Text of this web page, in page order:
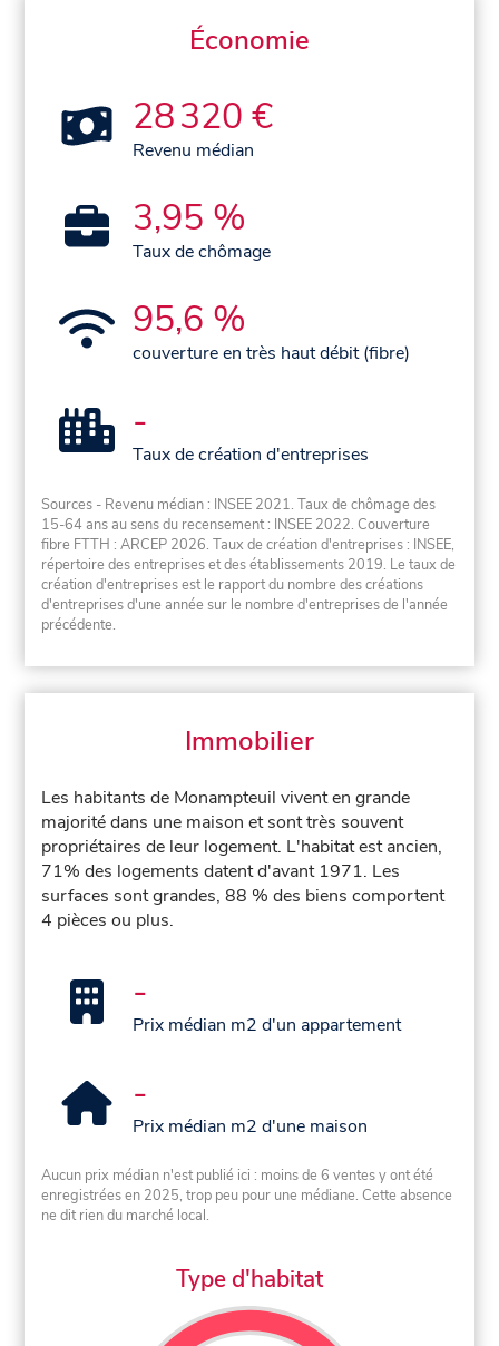
Économie
28 320 €
Revenu médian
3,95 %
Taux de chômage
95,6 %
couverture en très haut débit (fibre)
-
Taux de création d'entreprises
Sources - Revenu médian : INSEE 2021. Taux de chômage des
15-64 ans au sens du recensement : INSEE 2022. Couverture
fibre FTTH : ARCEP 2026. Taux de création d'entreprises : INSEE,
répertoire des entreprises et des établissements 2019. Le taux de
création d'entreprises est le rapport du nombre des créations
d'entreprises d'une année sur le nombre d'entreprises de l'année
précédente.
Immobilier
Les habitants de Monampteuil vivent en grande
majorité dans une maison et sont très souvent
propriétaires de leur logement. L'habitat est ancien,
71% des logements datent d'avant 1971. Les
surfaces sont grandes, 88 % des biens comportent
4 pièces ou plus.
-
Prix médian m2 d'un appartement
-
Prix médian m2 d'une maison
Aucun prix médian n'est publié ici : moins de 6 ventes y ont été
enregistrées en 2025, trop peu pour une médiane. Cette absence
ne dit rien du marché local.
Type d'habitat